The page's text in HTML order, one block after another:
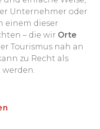
Unternehmer oder
einem dieser
– die wir Orte
Tourismus nah an
zu Recht als